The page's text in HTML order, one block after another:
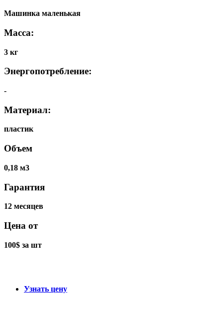
Машинка маленькая
Масса:
3 кг
Энергопотребление:
-
Материал:
пластик
Объем
0,18 м3
Гарантия
12 месяцев
Цена от
100$ за шт
Узнать цену